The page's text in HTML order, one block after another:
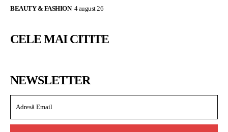
BEAUTY & FASHION 4 august 26
CELE MAI CITITE
NEWSLETTER